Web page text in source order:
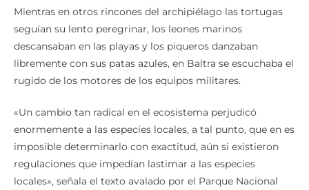
Mientras en otros rincones del archipiélago las tortugas
seguían su lento peregrinar, los leones marinos
descansaban en las playas y los piqueros danzaban
libremente con sus patas azules, en Baltra se escuchaba el
rugido de los motores de los equipos militares.
«Un cambio tan radical en el ecosistema perjudicó
enormemente a las especies locales, a tal punto, que en es
imposible determinarlo con exactitud, aún si existieron
regulaciones que impedían lastimar a las especies
locales», señala el texto avalado por el Parque Nacional